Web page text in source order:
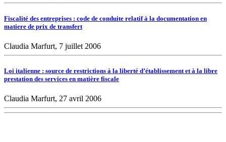
Fiscalité des entreprises : code de conduite relatif à la documentation en
matiere de prix de transfert
Claudia Marfurt, 7 juillet 2006
Loi italienne : source de restrictions à la liberté d’établissement et à la libre
prestation des services en matière fiscale
Claudia Marfurt, 27 avril 2006